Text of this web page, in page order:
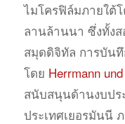
ไมโครฟิล์มภายใต้
ลานล้านนา ซึ่งทั้ง
สมุดดิจิทัล การบัน
โดย Herrmann
สนับสนุนด้านงบปร
ประเทศเยอรมันนี